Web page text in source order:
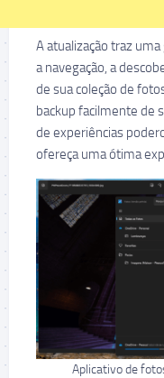
A atualização traz
a navegação, a
de sua coleção de
backup facilmente de
de experiências
ofereça uma ótima
Aplicativo de